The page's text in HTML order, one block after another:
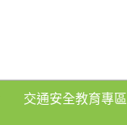
交通安全教育專區